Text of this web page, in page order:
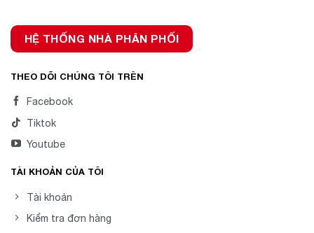
HỆ THỐNG NHÀ PHÂN PHỐI
THEO DÕI CHÚNG TÔI TRÊN
Facebook
Tiktok
Youtube
TÀI KHOẢN CỦA TÔI
Tài khoản
Kiểm tra đơn hàng